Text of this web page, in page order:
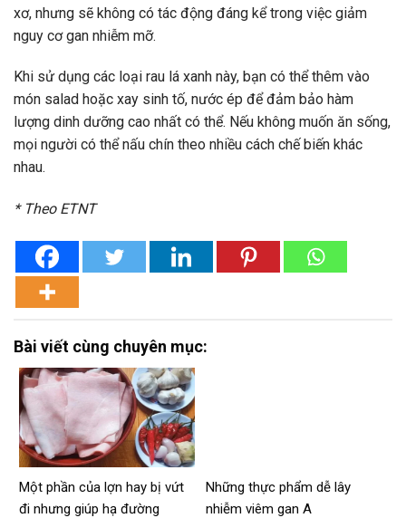
xơ, nhưng sẽ không có tác động đáng kể trong việc giảm
nguy cơ gan nhiễm mỡ.
Khi sử dụng các loại rau lá xanh này, bạn có thể thêm vào
món salad hoặc xay sinh tố, nước ép để đảm bảo hàm
lượng dinh dưỡng cao nhất có thể. Nếu không muốn ăn sống,
mọi người có thể nấu chín theo nhiều cách chế biến khác
nhau.
* Theo ETNT
Bài viết cùng chuyên mục:
Một phần của lợn hay bị vứt
đi nhưng giúp hạ đường
Những thực phẩm dễ lây
nhiễm viêm gan A